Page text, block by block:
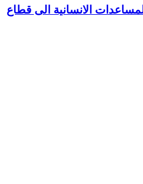
الانسانية الى قطاع